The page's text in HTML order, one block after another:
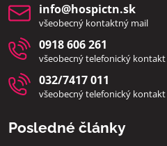
info​@hospictn​.sk
všeobecný kontaktný mail
0918 606 261
všeobecný telefonický kontakt
032/7417 011
všeobecný telefonický kontakt
Posledné články